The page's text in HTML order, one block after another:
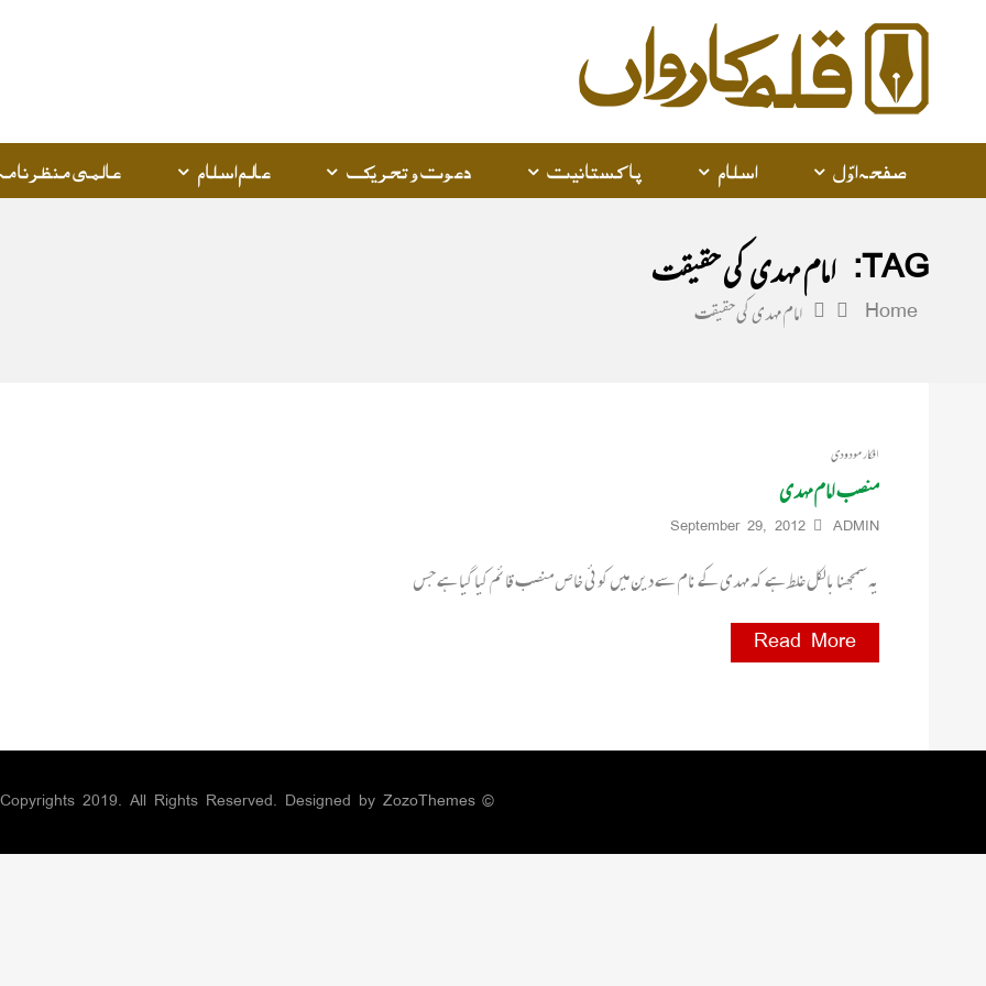
Karwan
صفحہ اوّل اسلام پاکستانیت دعوت و تحریک عالم اسلام عالمی
TAG: امام مہدی کی حقیقت
Home امام مہدی کی حقیقت
افکار مودودی
منصب امام مہدی
ADMIN
September 29, 2012
یہ سمجھنا بالکل غلط ہے کہ مہدی کے نام سے دین میں کوئی خاص منصب قائم کیا گیا ہے جس
Read More
© Copyrights 2019. All Rights Reserved. Designed by
ZozoThemes